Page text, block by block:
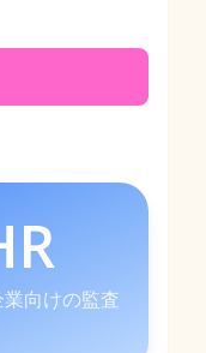
向けの監査